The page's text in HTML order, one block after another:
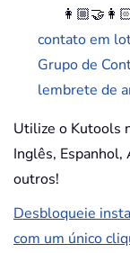
contato em
Grupo de
lembrete de
Utilize o Kutools
Inglês, Espanhol,
outros!
Desbloqueie
com um único